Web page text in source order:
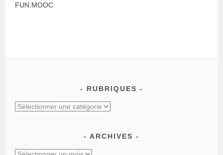
FUN.MOOC
RUBRIQUES
Rubriques
ARCHIVES
Archives